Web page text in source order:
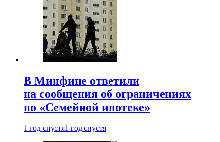
В Минфине ответили
на сообщения об ограничениях
по «Семейной ипотеке»
1 год спустя1 год спустя